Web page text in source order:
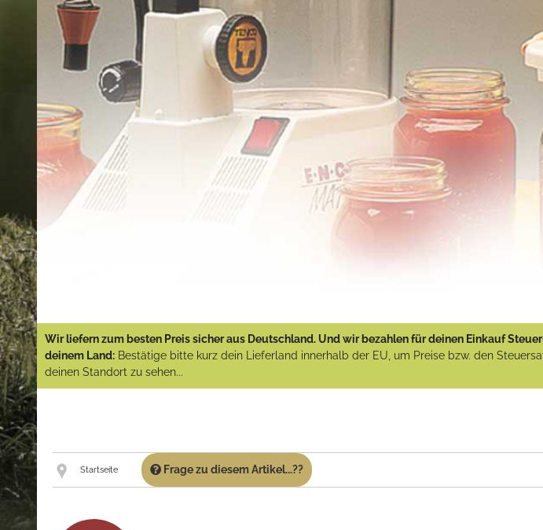
Wir liefern zum besten Preis sicher aus Deutschland. Und wir bezahlen für deinen Einkauf
deinem Land: Bestätige bitte kurz dein Lieferland innerhalb der EU, um Preise bzw. den
deinen Standort zu sehen...
Startseite Frage zu diesem Artikel...??